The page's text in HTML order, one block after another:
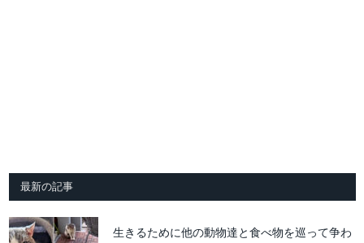
最新の記事
生きるために他の動物達と食べ物を巡って争わ